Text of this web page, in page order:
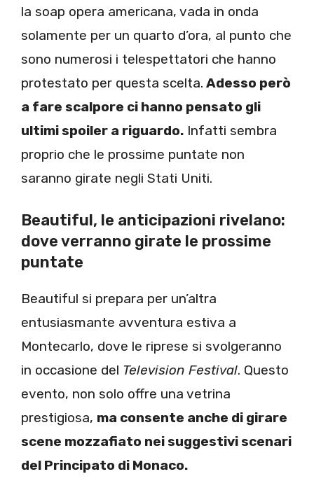
la soap opera americana, vada in onda
solamente per un quarto d’ora, al punto che
sono numerosi i telespettatori che hanno
protestato per questa scelta. Adesso però
a fare scalpore ci hanno pensato gli
ultimi spoiler a riguardo. Infatti sembra
proprio che le prossime puntate non
saranno girate negli Stati Uniti.
Beautiful, le anticipazioni rivelano:
dove verranno girate le prossime
puntate
Beautiful si prepara per un’altra
entusiasmante avventura estiva a
Montecarlo, dove le riprese si svolgeranno
in occasione del Television Festival. Questo
evento, non solo offre una vetrina
prestigiosa, ma consente anche di girare
scene mozzafiato nei suggestivi scenari
del Principato di Monaco.